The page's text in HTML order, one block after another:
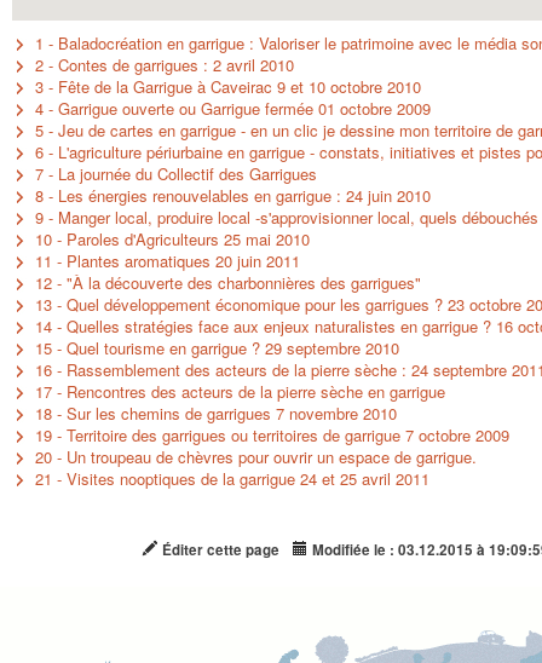
1 - Baladocréation en garrigue : Valoriser le patrimoine avec le média
2 - Contes de garrigues : 2 avril 2010
3 - Fête de la Garrigue à Caveirac 9 et 10 octobre 2010
4 - Garrigue ouverte ou Garrigue fermée 01 octobre 2009
5 - Jeu de cartes en garrigue - en un clic je dessine mon territoire de
6 - L'agriculture périurbaine en garrigue - constats, initiatives et pistes
7 - La journée du Collectif des Garrigues
8 - Les énergies renouvelables en garrigue : 24 juin 2010
9 - Manger local, produire local -s'approvisionner local, quels
10 - Paroles d'Agriculteurs 25 mai 2010
11 - Plantes aromatiques 20 juin 2011
12 - "À la découverte des charbonnières des garrigues"
13 - Quel développement économique pour les garrigues ? 23 octobre
14 - Quelles stratégies face aux enjeux naturalistes en garrigue ? 16
15 - Quel tourisme en garrigue ? 29 septembre 2010
16 - Rassemblement des acteurs de la pierre sèche : 24 septembre
17 - Rencontres des acteurs de la pierre sèche en garrigue
18 - Sur les chemins de garrigues 7 novembre 2010
19 - Territoire des garrigues ou territoires de garrigue 7 octobre 2009
20 - Un troupeau de chèvres pour ouvrir un espace de garrigue.
21 - Visites nooptiques de la garrigue 24 et 25 avril 2011
Éditer cette page Modifiée le : 03.12.2015 à